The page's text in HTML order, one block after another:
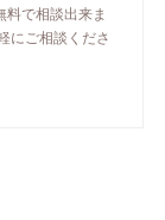
で相談出来ま
にご相談くださ